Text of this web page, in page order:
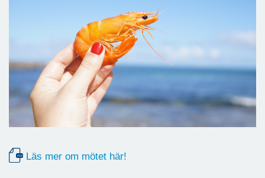
Läs mer om mötet här!